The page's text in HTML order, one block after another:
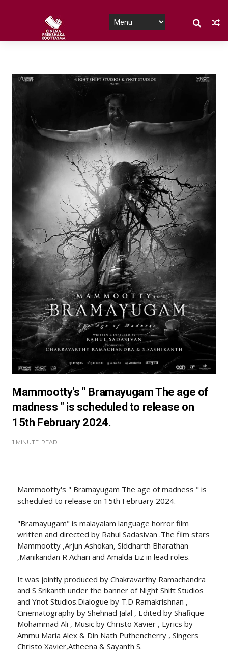
Mammootty's " Bramayugam The age of
madness " is scheduled to release on
15th February 2024.
1 MINUTE READ
Mammootty's " Bramayugam The age of madness " is
scheduled to release on 15th February 2024.
"Bramayugam" is malayalam language horror film
written and directed by Rahul Sadasivan .The film stars
Mammootty ,Arjun Ashokan, Siddharth Bharathan
,Manikandan R Achari and Amalda Liz in lead roles.
It was jointly produced by Chakravarthy Ramachandra
and S Srikanth under the banner of Night Shift Studios
and Ynot Studios.Dialogue by T.D Ramakrishnan ,
Cinematography by Shehnad Jalal , Edited by Shafique
Mohammad Ali , Music by Christo Xavier , Lyrics by
Ammu Maria Alex & Din Nath Puthencherry , Singers
Christo Xavier,Atheena & Sayanth S.